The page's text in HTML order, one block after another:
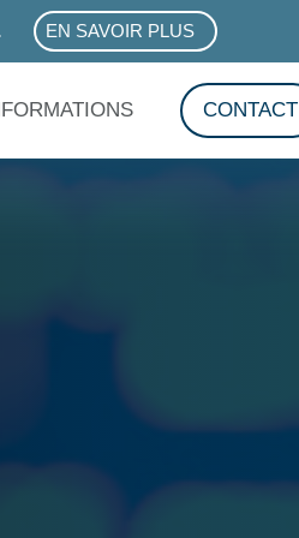
EN SAVOIR PLUS
ABOUT .MARQUE
CONTACT